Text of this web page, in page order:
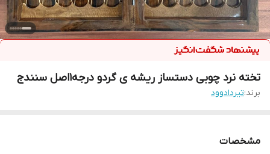
تخته نرد چوبی دستساز ریشه ی گردو درجه1اصل سنندج
برند:تیردادوود
مشخصات